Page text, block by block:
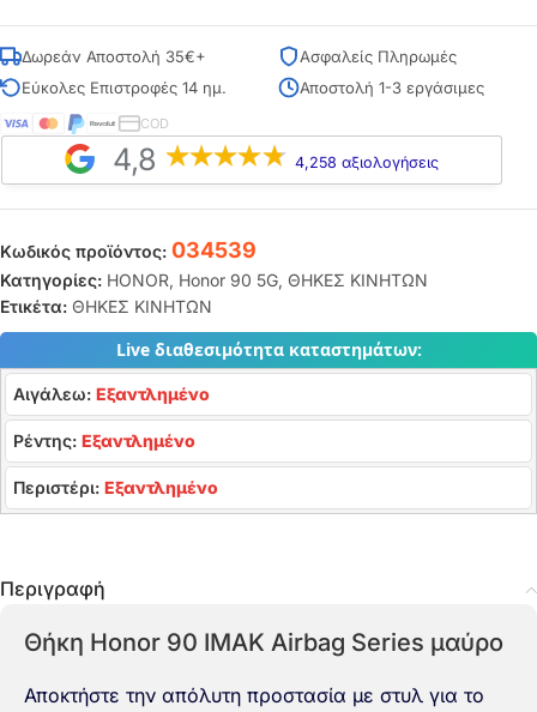
Δωρεάν Αποστολή 35€+
Ασφαλείς Πληρωμές
Εύκολες Επιστροφές 14 ημ.
Αποστολή 1-3 εργάσιμες
COD
4,8 4,258 αξιολογήσεις
Κωδικός προϊόντος: 034539
Κατηγορίες: HONOR, Honor 90 5G, ΘΗΚΕΣ ΚΙΝΗΤΩΝ
Ετικέτα: ΘΗΚΕΣ ΚΙΝΗΤΩΝ
Live διαθεσιμότητα καταστημάτων:
Αιγάλεω: Εξαντλημένο
Ρέντης: Εξαντλημένο
Περιστέρι: Εξαντλημένο
Περιγραφή
Θήκη Honor 90 IMAK Airbag Series μαύρο
Αποκτήστε την απόλυτη προστασία με στυλ για το